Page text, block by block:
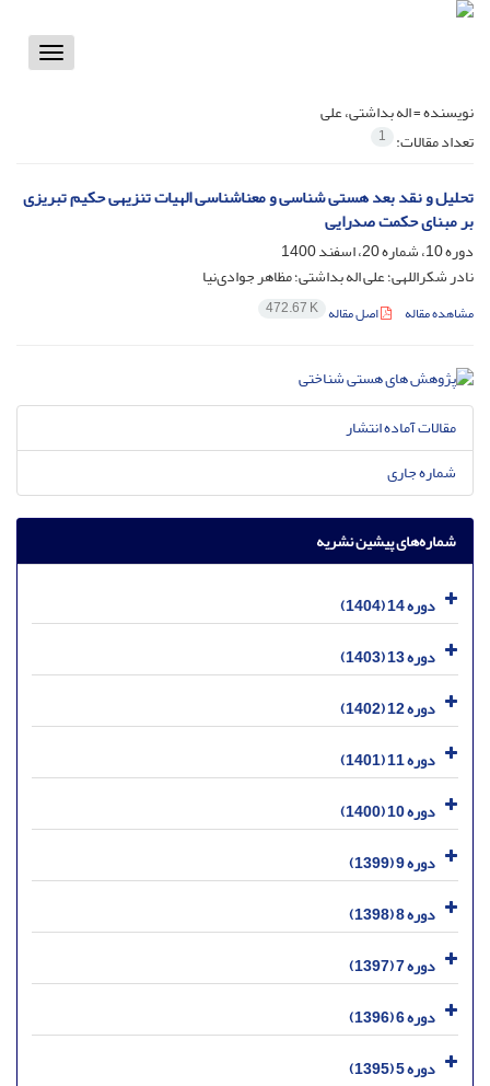
Toggle
نویسنده =اله بداشتی، علی
تعداد مقالات: 1
تحلیل و نقد بعد هستی شناسی و معناشناسی الهیات تنزیهی حکیم تبریزی
بر مبنای حکمت صدرایی
دوره 10، شماره 20، اسفند 1400
نادر شکراللهی؛ علی اله بداشتی؛ مظاهر جوادی‌نیا
مشاهده مقاله اصل مقاله 472.67 K
مقالات آماده انتشار
شماره جاری
شماره‌های پیشین نشریه
دوره 14 (1404)
دوره 13 (1403)
دوره 12 (1402)
دوره 11 (1401)
دوره 10 (1400)
دوره 9 (1399)
دوره 8 (1398)
دوره 7 (1397)
دوره 6 (1396)
دوره 5 (1395)